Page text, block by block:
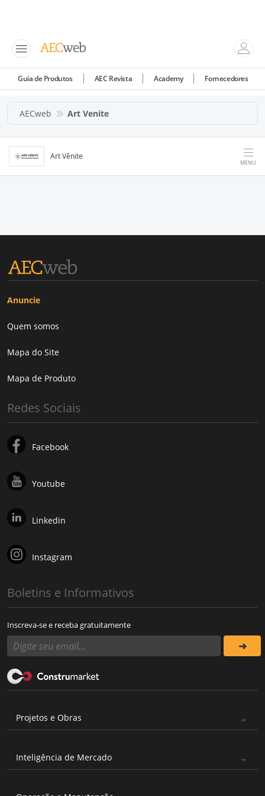
Guia de Produtos AEC Revista Academy Fornecedores
AECweb Art Venite
Art Vênite
MENU
Anuncie
Quem somos
Mapa do Site
Mapa de Produto
Redes Sociais
Facebook
Youtube
Linkedin
Instagram
Boletins e Informativos
Inscreva-se e receba gratuitamente
Projetos e Obras
Inteligência de Mercado